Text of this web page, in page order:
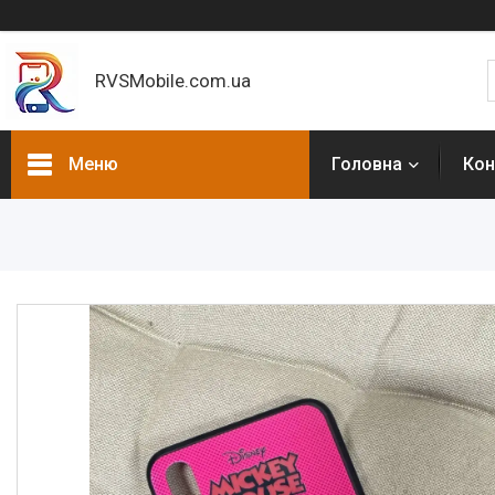
RVSMobile.com.ua
Меню Головна